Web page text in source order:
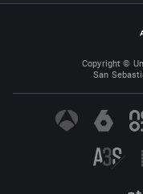
Copyright ©
San